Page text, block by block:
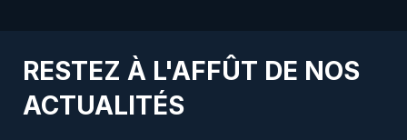
RESTEZ À L'AFFÛT DE NOS
ACTUALITÉS